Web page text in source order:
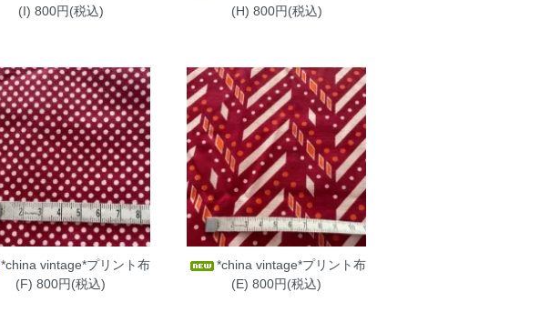
(I) 800円(税込)
(H) 800円(税込)
*china vintage*プリント布
(F) 800円(税込)
*china vintage*プリント布
(E) 800円(税込)